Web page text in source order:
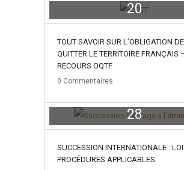
20
juin
TOUT SAVOIR SUR L’OBLIGATION DE
QUITTER LE TERRITOIRE FRANÇAIS
RECOURS OQTF
0 Commentaires
28
juillet
SUCCESSION INTERNATIONALE :
PROCÉDURES APPLICABLES